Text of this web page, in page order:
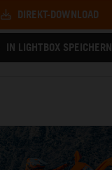
DIREKT-DOWNLOAD
IN LIGHTBOX SPEICHERN